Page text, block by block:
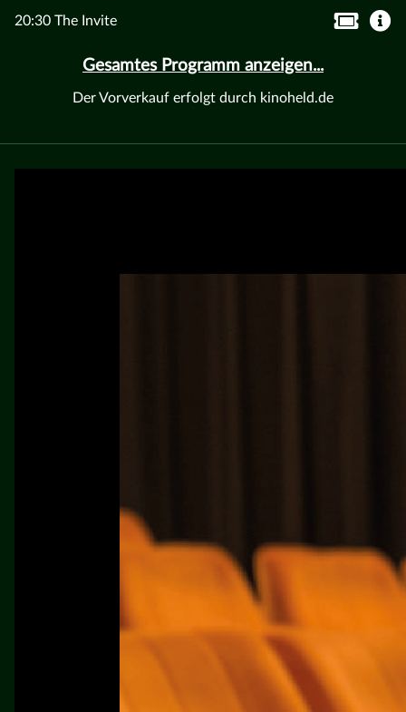
20:30 The Invite
Gesamtes Programm anzeigen...
Der Vorverkauf erfolgt durch kinoheld.de